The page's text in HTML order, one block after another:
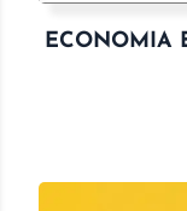
ECONOMIA